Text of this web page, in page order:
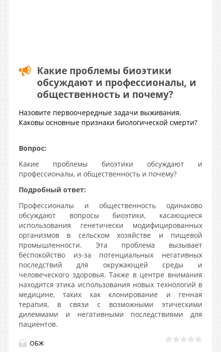
Какие проблемы биоэтики
обсуждают и профессионалы, и
общественность и почему?
Назовите первоочередные задачи выживания.
Каковы основные признаки биологической смерти?
Вопрос:
Какие проблемы биоэтики обсуждают и
профессионалы, и общественность и почему?
Подробный ответ:
Профессионалы и общественность одинаково
обсуждают вопросы биоэтики, касающиеся
использования генетически модифицированных
организмов в сельском хозяйстве и пищевой
промышленности. Эта проблема вызывает
беспокойство из-за потенциальных негативных
последствий для окружающей среды и
человеческого здоровья. Также в центре внимания
находится этика использования новых технологий в
медицине, таких как клонирование и генная
терапия, в связи с возможными этическими
дилеммами и негативными последствиями для
пациентов.
ОБЖ